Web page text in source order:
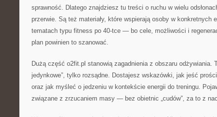
sprawność. Dlatego znajdziesz tu treści o ruchu w wielu
przerwie. Są też materiały, które wspierają osoby w konkretnych
tematach typu fitness po 40-tce — bo cele, możliwości i
plan powinien to szanować.
Dużą część o2fit.pl stanowią zagadnienia z obszaru odżywiania.
jedynkowe”, tylko rozsądne. Dostajesz wskazówki, jak jeść
oraz jak myśleć o jedzeniu w kontekście energii do treningu.
związane z zrzucaniem masy — bez obietnic „cudów”, za to z